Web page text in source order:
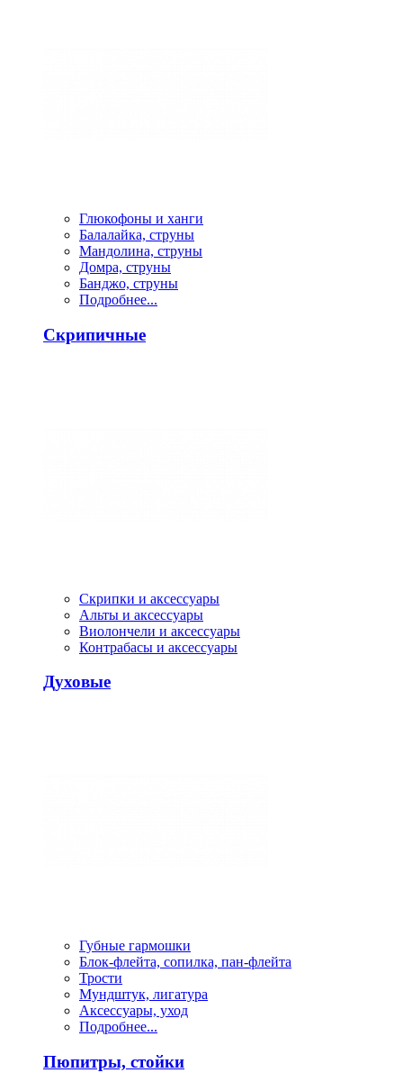
Глюкофоны и ханги
Балалайка, струны
Мандолина, струны
Домра, струны
Банджо, струны
Подробнее...
Скрипичные
Скрипки и аксессуары
Альты и аксессуары
Виолончели и аксессуары
Контрабасы и аксессуары
Духовые
Губные гармошки
Блок-флейта, сопилка, пан-флейта
Трости
Мундштук, лигатура
Аксессуары, уход
Подробнее...
Пюпитры, стойки